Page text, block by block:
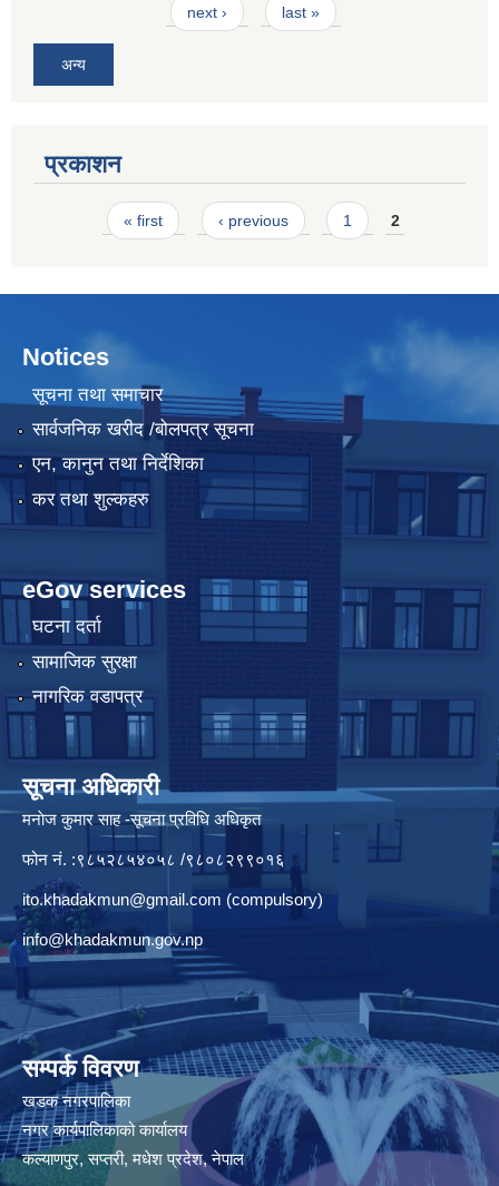
next › last »
अन्य
प्रकाशन
Pages« first ‹ previous 1 2
Notices
सूचना तथा समाचार
सार्वजनिक खरीद /बोलपत्र सूचना
एन, कानुन तथा निर्देशिका
कर तथा शुल्कहरु
eGov services
घटना दर्ता
सामाजिक सुरक्षा
नागरिक वडापत्र
सूचना अधिकारी
मनाेज कुमार साह -सूचना प्रविधि अधिकृत
फोन नं. :९८५२८५४०५८ /९८०८२९९०१६
ito.khadakmun@gmail.com (compulsory)
info@khadakmun.gov.np
सम्पर्क विवरण
खडक नगरपालिका
नगर कार्यपालिकाको कार्यालय
कल्याणपुर, सप्तरी, मधेश प्रदेश, नेपाल